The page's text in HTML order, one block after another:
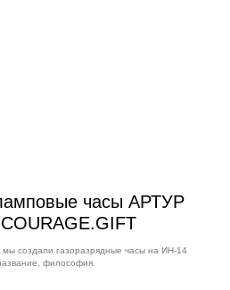
часы АРТУР
создали газоразрядные часы на ИН-14
философия.